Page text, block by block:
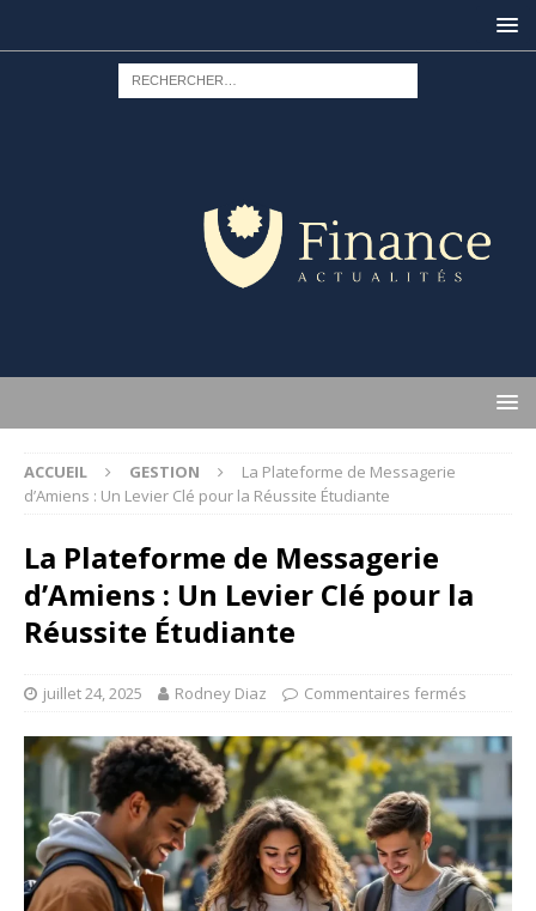
ACCUEIL GESTION
La Plateforme de Messagerie
d’Amiens : Un Levier Clé pour la Réussite Étudiante
La Plateforme de Messagerie
d’Amiens : Un Levier Clé pour la
Réussite Étudiante
juillet 24, 2025 Rodney Diaz Commentaires fermés